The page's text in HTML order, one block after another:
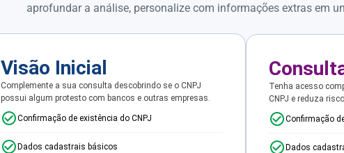
aprofundar a análise, personalize com informações extras em
Visão Inicial
Complemente a sua consulta descobrindo se o CNPJ
possui algum protesto com bancos e outras empresas.
Confirmação de existência do CNPJ
Dados cadastrais básicos
Tenha acesso
CNPJ e reduza
Confirmação
Dados